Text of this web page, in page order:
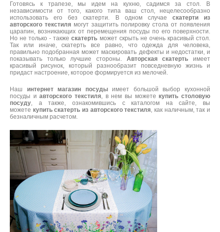
Готовясь к трапезе, мы идем на кухню, садимся за стол. В
независимости от того, какого типа ваш стол, нецелесообразно
использовать его без скатерти. В одном случае скатерти из
авторского текстиля могут защитить полировку стола от появления
царапин, возникающих от перемещения посуды по его поверхности.
Но не только - такжескатерть может скрыть не очень красивый стол.
Так или иначе, скатерть все равно, что одежда для человека,
правильно подобранная может маскировать дефекты и недостатки, и
показывать только лучшие стороны. Авторская скатерть имеет
красивый рисунок, который разнообразит повседневную жизнь и
придаст настроение, которое формируется из мелочей.
Наш интернет магазин посудыимеет большой выбор кухонной
посуды иавторского текстиля, в нем вы можетекупить столовую
посуду, а также, ознакомившись с каталогом на сайте, вы
можете купить скатерть из авторского текстиля, как наличным, так и
безналичным расчетом.